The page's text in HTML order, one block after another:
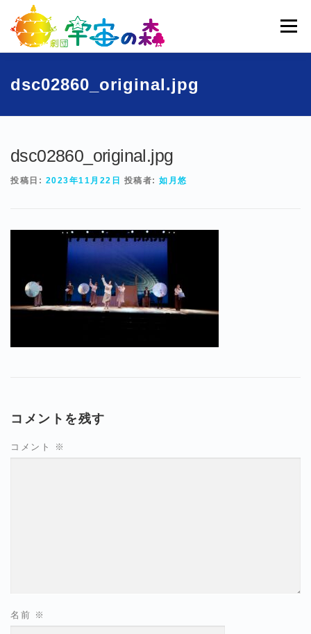
ッ
メニュー
ホーム 宇宙の森とは 劇団員一覧
dsc02860_original.jpg
dsc02860_original.jpg
投稿日: 2023年11月22日 投稿者: 如月悠
コメントを残す
コメント ※
名前 ※